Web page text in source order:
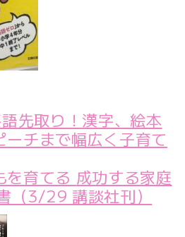
先取り！漢字、絵本
チまで幅広く子育て
を育てる 成功する家庭
（3/29 講談社刊）